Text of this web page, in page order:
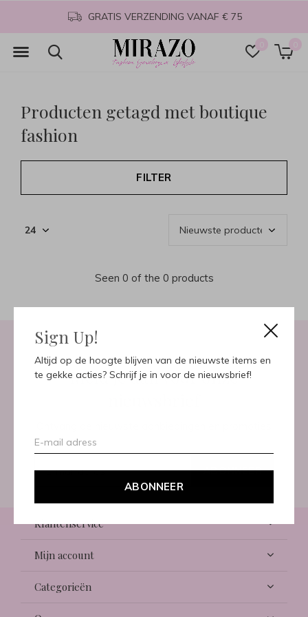
Sign Up!
Altijd op de hoogte blijven van de nieuwste items en
te gekke acties? Schrijf je in voor de nieuwsbrief!
ABONNEER
0 0
GRATIS VERZENDING VANAF € 75
Producten getagd met boutique
fashion
FILTER
Seen 0 of the 0 products
Meld je aan voor onze
ABONNEER
Klantenservice
Mijn account
Categorieën